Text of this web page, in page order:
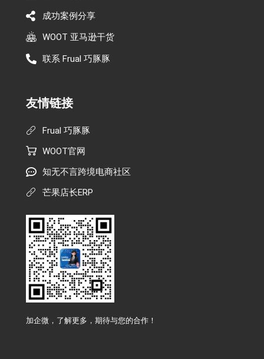
成功案例分享
WOOT 亚马逊干货
联系 Frual 巧豚豚
友情链接
Frual 巧豚豚
WOOT官网
知无不言跨境电商社区
芒果店长ERP
加企微，了解更多，期待与您的合作！